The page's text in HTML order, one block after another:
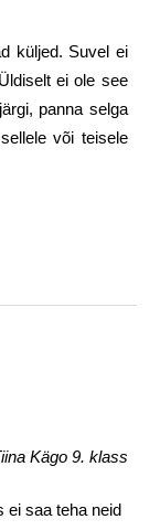
küljed. Suvel ei
ei ole see
panna selga
või teisele
Kägo 9. klass
ei saa teha neid